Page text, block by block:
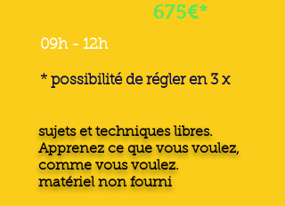
675€*
09h - 12h
* possibilité de régler en 3 x
sujets et techniques libres.
Apprenez ce que vous voulez,
comme vous voulez.
matériel non fourni